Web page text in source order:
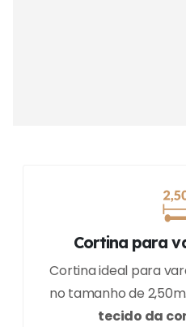
Cortina para
Cortina ideal para
no tamanho de 2,50m.
tecido da